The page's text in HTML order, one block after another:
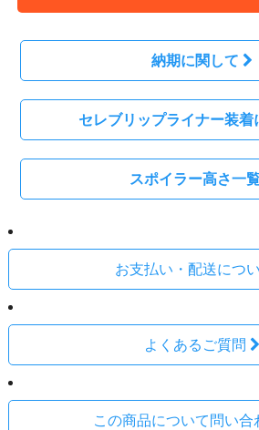
納期に関して
セレブリップライナー装着
スポイラー高さ一
お支払い・配送につ
よくあるご質問
この商品について問い合